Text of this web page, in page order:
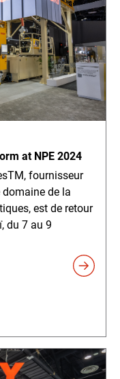
at NPE 2024
fournisseur
de la
est de retour
du 7 au 9